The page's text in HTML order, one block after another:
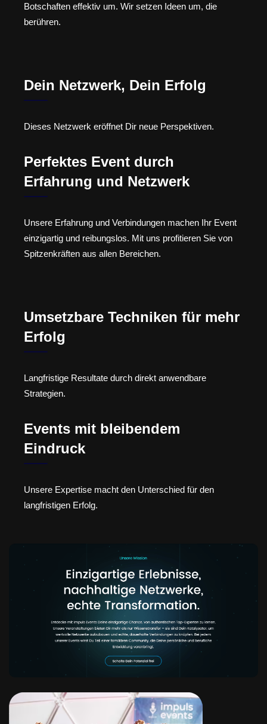
Botschaften effektiv um. Wir setzen Ideen um, die
berühren.
Dein Netzwerk, Dein Erfolg
Dieses Netzwerk eröffnet Dir neue Perspektiven.
Perfektes Event durch
Erfahrung und Netzwerk
Unsere Erfahrung und Verbindungen machen Ihr Event
einzigartig und reibungslos. Mit uns profitieren Sie von
Spitzenkräften aus allen Bereichen.
Umsetzbare Techniken für mehr
Erfolg
Langfristige Resultate durch direkt anwendbare
Strategien.
Events mit bleibendem
Eindruck
Unsere Expertise macht den Unterschied für den
langfristigen Erfolg.